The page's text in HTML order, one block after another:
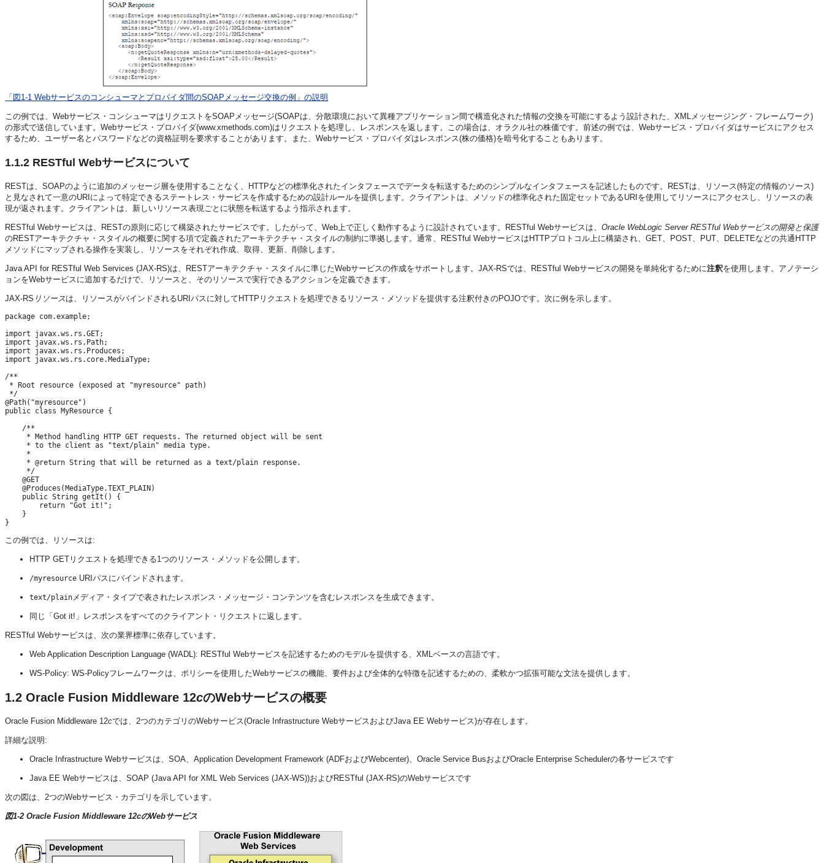
「図1-1 Webサービスのコンシューマとプロバイダ間のSOAPメッセージ交換の例」の説明
この例では、Webサービス・コンシューマはリクエストをSOAPメッセージ(SOAPは、分散環境において異種アプリケーション間で構造化された情報の交換を可能にするよう設計された、XMLメッセージング・フレームワーク)
の形式で送信しています。Webサービス・プロバイダ(www.xmethods.com)はリクエストを処理し、レスポンスを返します。この場合は、オラクル社の株価です。前述の例では、Webサービス・プロバイダはサービスにアクセス
するため、ユーザー名とパスワードなどの資格証明を要求することがあります。また、Webサービス・プロバイダはレスポンス(株の価格)を暗号化することもあります。
1.1.2 RESTful Webサービスについて
RESTは、SOAPのように追加のメッセージ層を使用することなく、HTTPなどの標準化されたインタフェースでデータを転送するためのシンプルなインタフェースを記述したものです。RESTは、リソース(特定の情報のソース)
と見なされて一意のURIによって特定できるステートレス・サービスを作成するための設計ルールを提供します。クライアントは、メソッドの標準化された固定セットであるURIを使用してリソースにアクセスし、リソースの表
現が返されます。クライアントは、新しいリソース表現ごとに状態を転送するよう指示されます。
RESTful Webサービスは、RESTの原則に応じて構築されたサービスです。したがって、Web上で正しく動作するように設計されています。RESTful Webサービスは、 Oracle WebLogic Server RESTful Webサービスの開発と保護
のRESTアーキテクチャ・スタイルの概要に関する項で定義されたアーキテクチャ・スタイルの制約に準拠します。通常、RESTful WebサービスはHTTPプロトコル上に構築され、GET、POST、PUT、DELETEなどの共通HTTP
メソッドにマップされる操作を実装し、リソースをそれぞれ作成、取得、更新、削除します。
Java API for RESTful Web Services (JAX-RS)は、RESTアーキテクチャ・スタイルに準じたWebサービスの作成をサポートします。JAX-RSでは、RESTful Webサービスの開発を単純化するために注釈を使用します。アノテーシ
ョンをWebサービスに追加するだけで、リソースと、そのリソースで実行できるアクションを定義できます。
JAX-RS リソースは、リソースがバインドされるURIパスに対してHTTPリクエストを処理できるリソース・メソッドを提供する注釈付きのPOJOです。次に例を示します。
package com.example;
import javax.ws.rs.GET;
import javax.ws.rs.Path;
import javax.ws.rs.Produces;
import javax.ws.rs.core.MediaType;
/**
* Root resource (exposed at "myresource" path)
*/
@Path("myresource")
public class MyResource {
    /**
     * Method handling HTTP GET requests. The returned object will be sent
     * to the client as "text/plain" media type.
     *
     * @return String that will be returned as a text/plain response.
     */
    @GET
    @Produces(MediaType.TEXT_PLAIN)
    public String getIt() {
        return "Got it!";
    }
この例では、リソースは:
HTTP GETリクエストを処理できる1つのリソース・メソッドを公開します。
/myresource URIパスにバインドされます。
text/plainメディア・タイプで表されたレスポンス・メッセージ・コンテンツを含むレスポンスを生成できます。
同じ「Got it!」レスポンスをすべてのクライアント・リクエストに返します。
RESTful Webサービスは、次の業界標準に依存しています。
Web Application Description Language (WADL): RESTful Webサービスを記述するためのモデルを提供する、XMLベースの言語です。
WS-Policy: WS-Policyフレームワークは、ポリシーを使用したWebサービスの機能、要件および全体的な特徴を記述するための、柔軟かつ拡張可能な文法を提供します。
1.2 Oracle Fusion Middleware 12cのWebサービスの概要
Oracle Fusion Middleware 12cでは、2つのカテゴリのWebサービス(Oracle Infrastructure WebサービスおよびJava EE Webサービス)が存在します。
詳細な説明:
Oracle Infrastructure Webサービスは、 SOA、 Application Development Framework (ADFおよびWebcenter)、Oracle Service BusおよびOracle Enterprise Schedulerの各サービスです
Java EE Webサービスは、SOAP (Java API for XML Web Services (JAX-WS))およびRESTful (JAX-RS)のWebサービスです
次の図は、2つのWebサービス・カテゴリを示しています。
図1-2 Oracle Fusion Middleware 12cのWebサービス